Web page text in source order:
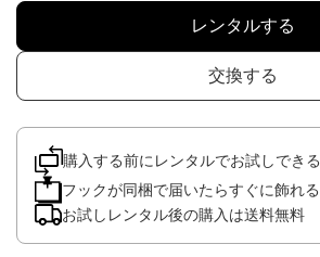
レンタルする
交換する
購入する前にレンタルでお試しできる
フックが同梱で届いたらすぐに飾れる
お試しレンタル後の購入は送料無料